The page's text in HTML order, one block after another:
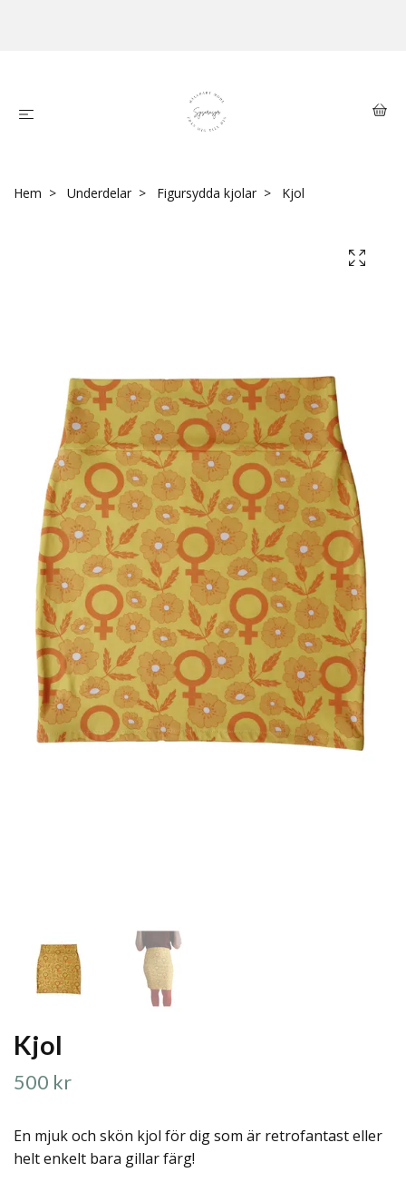
Hem Underdelar Figursydda kjolar Kjol
Kjol
500 kr
En mjuk och skön kjol för dig som är retrofantast eller
helt enkelt bara gillar färg!